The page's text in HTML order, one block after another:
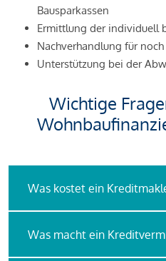
Bausparkassen
Ermittlung der individuell
Nachverhandlung für
Unterstützung bei der
Wichtige
Was kostet ein
Was macht ein